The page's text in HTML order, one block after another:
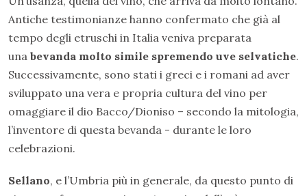
Antiche testimonianze hanno confermato che già al
tempo degli etruschi in Italia veniva preparata
una bevanda molto simile spremendo uve selvatiche.
Successivamente, sono stati i greci e i romani ad aver
sviluppato una vera e propria cultura del vino per
omaggiare il dio Bacco/Dioniso – secondo la mitologia,
l’inventore di questa bevanda - durante le loro
celebrazioni.
Sellano, e l’Umbria più in generale, da questo punto di